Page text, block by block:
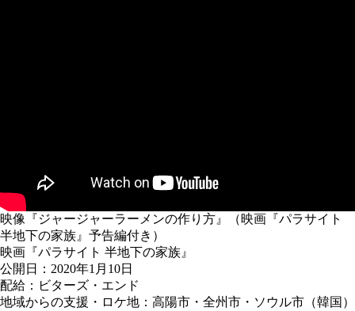
映像『ジャージャーラーメンの作り方』（映画『パラサイト
半地下の家族』予告編付き）
映画『パラサイト 半地下の家族』
公開日：2020年1月10日
配給：ビターズ・エンド
地域からの支援・ロケ地：高陽市・全州市・ソウル市（韓国）